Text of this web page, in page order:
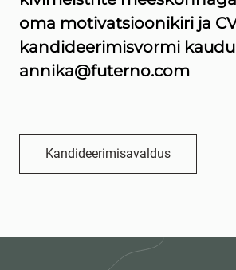
oma motivatsioonikiri ja
kandideerimisvormi
annika@futerno.com
Kandideerimisavaldus